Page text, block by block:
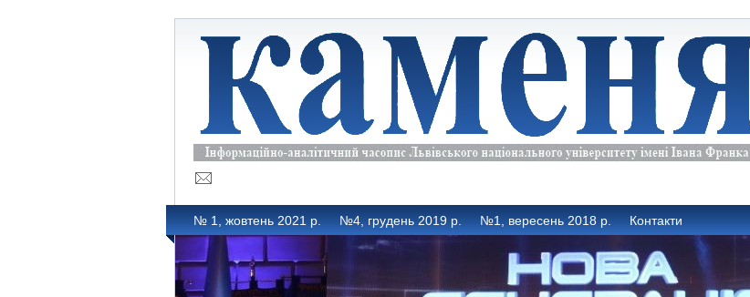
№ 1, жовтень 2021 р. №4, грудень 2019 р. №1, вересень 2018 р. Контакти